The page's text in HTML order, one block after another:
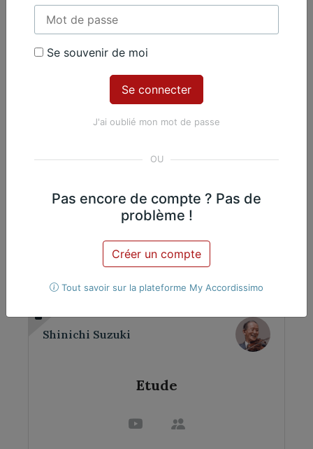
Contenu Premium
Accédez à tout le contenu
Premium en illimité pour 99 €
Œuvres du même
compositeur​
Shinichi Suzuki
Etude
Se souvenir de moi
J'ai oublié mon mot de passe
Pas encore de compte ? Pas de
problème !
Créer un compte
Tout savoir sur la plateforme My Accordissimo